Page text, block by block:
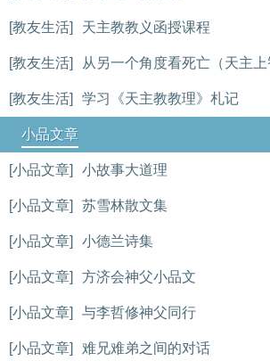
[教友生活] 天主教教义函授课程
[教友生活] 从另一个角度看死亡（天主上
[教友生活] 学习《天主教教理》札记
小品文章
[小品文章] 小故事大道理
[小品文章] 苏雪林散文集
[小品文章] 小德兰诗集
[小品文章] 方济会神父小品文
[小品文章] 与李哲修神父同行
[小品文章] 难兄难弟之间的对话